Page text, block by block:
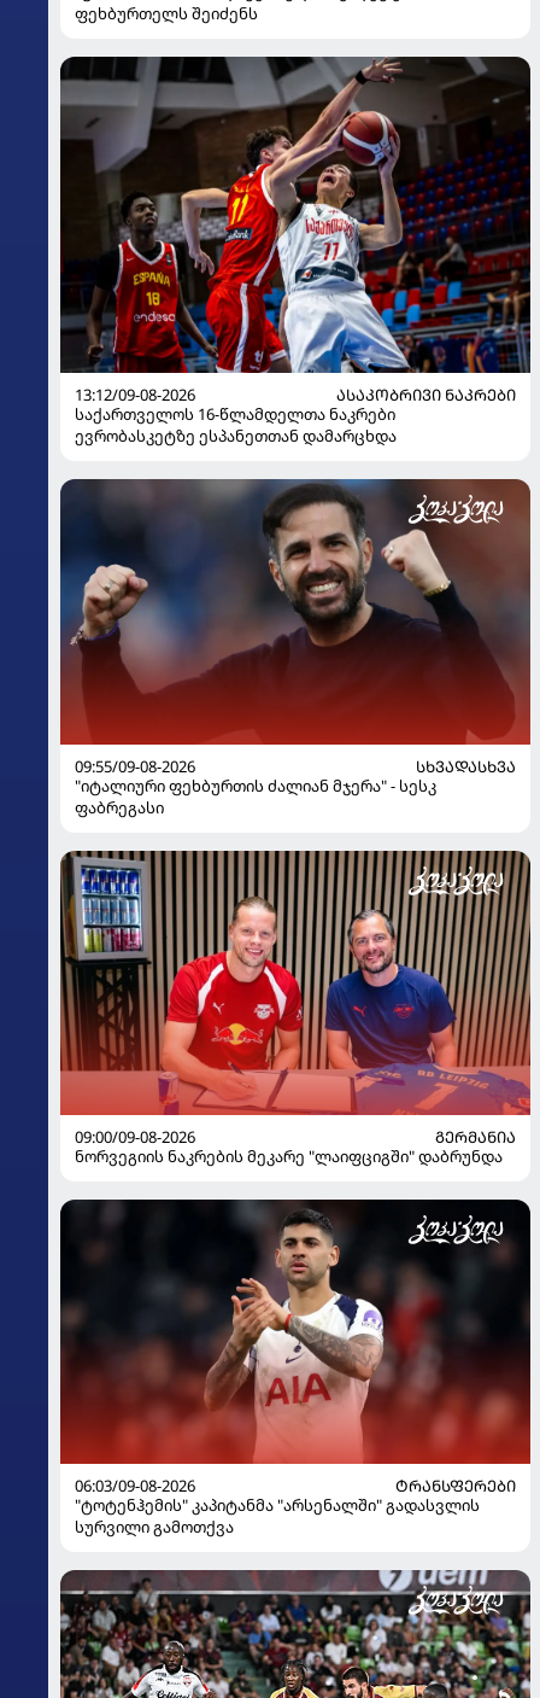
ფეხბურთელს შეიძენს
13:12/09-08-2026
ᲐᲡᲐᲙᲝᲑᲠᲘᲕᲘ ᲜᲐᲙᲠᲔᲑᲘ
საქართველოს 16-წლამდელთა ნაკრები
ევრობასკეტზე ესპანეთთან დამარცხდა
09:55/09-08-2026
ᲡᲮᲕᲐᲓᲐᲡᲮᲕᲐ
"იტალიური ფეხბურთის ძალიან მჯერა" - სესკ
ფაბრეგასი
09:00/09-08-2026
ᲒᲔᲠᲛᲐᲜᲘᲐ
ნორვეგიის ნაკრების მეკარე "ლაიფციგში" დაბრუნდა
06:03/09-08-2026
ᲢᲠᲐᲜᲡᲤᲔᲠᲔᲑᲘ
"ტოტენჰემის" კაპიტანმა "არსენალში" გადასვლის
სურვილი გამოთქვა